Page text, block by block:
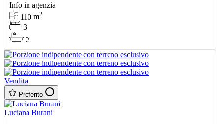
Info in agenzia
110m2
3
2
Vendita
Preferito
Luciana Burani